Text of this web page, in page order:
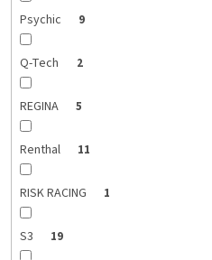
Psychic 9
Q-Tech 2
REGINA 5
Renthal 11
RISK RACING 1
S3 19